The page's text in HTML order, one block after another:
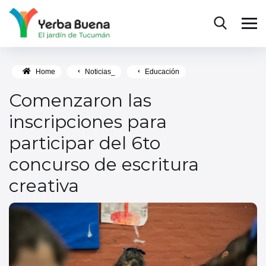
Home Noticias_ Educación
Comenzaron las
inscripciones para
participar del 6to
concurso de escritura
creativa